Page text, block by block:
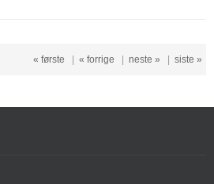
« første | « forrige | neste » | siste »